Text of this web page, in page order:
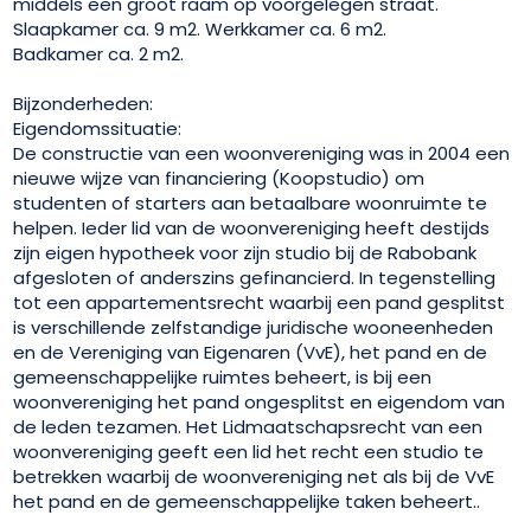
Slaapkamer ca. 9 m2. Werkkamer ca. 6 m2.
Badkamer ca. 2 m2.
Bijzonderheden:
Eigendomssituatie:
De constructie van een woonvereniging was in 2004 een
nieuwe wijze van financiering (Koopstudio) om
studenten of starters aan betaalbare woonruimte te
helpen. Ieder lid van de woonvereniging heeft destijds
zijn eigen hypotheek voor zijn studio bij de Rabobank
afgesloten of anderszins gefinancierd. In tegenstelling
tot een appartementsrecht waarbij een pand gesplitst
is verschillende zelfstandige juridische wooneenheden
en de Vereniging van Eigenaren (VvE), het pand en de
gemeenschappelijke ruimtes beheert, is bij een
woonvereniging het pand ongesplitst en eigendom van
de leden tezamen. Het Lidmaatschapsrecht van een
woonvereniging geeft een lid het recht een studio te
betrekken waarbij de woonvereniging net als bij de VvE
het pand en de gemeenschappelijke taken beheert..